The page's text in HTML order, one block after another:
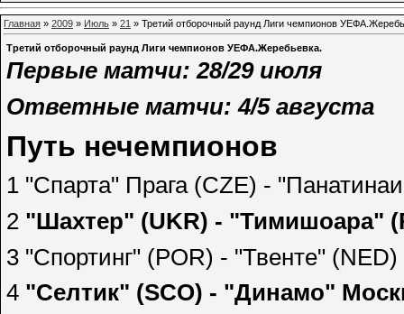
Главная » 2009 » Июль » 21 » Третий отборочный раунд Лиги чемпионов
Третий отборочный раунд Лиги чемпионов УЕФА.Жеребьевка.
Первые матчи: 28/29 июля
Ответные матчи: 4/5 августа
Путь нечемпионов
1 "Спарта" Прага (CZE) -
2 "Шахтер" (UKR) - "Тимишоара"
3 "Спортинг" (POR) - "Твенте" (NED)
4 "Селтик" (SCO) - "Динамо"